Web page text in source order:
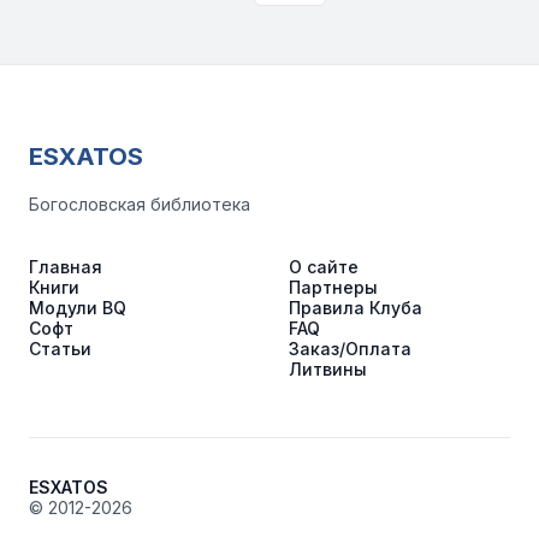
ESXATOS
Богословская библиотека
Главная
Книги
Модули BQ
Софт
Статьи
О сайте
Партнеры
Правила Клуба
FAQ
Заказ/Оплата
Литвины
ESXATOS
© 2012-2026